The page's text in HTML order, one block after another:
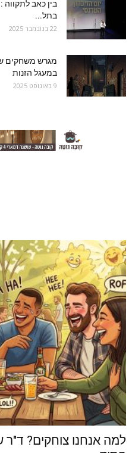
בין כאב לתקווה
בתל...
22 בנובמבר 2025
מגרש משחקים
במעגל הזנות
9 באוגוסט 2025
למה אנחנו צוחקים?